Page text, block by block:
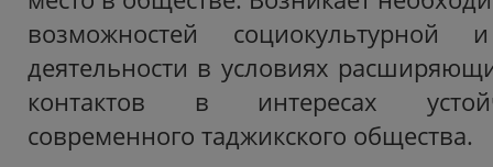
возможностей социокультурной
деятельности в условиях
контактов в интересах
современного таджикского общества.